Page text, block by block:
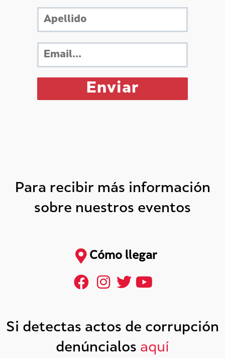
Para recibir más información
sobre nuestros eventos
Cómo llegar
Si detectas actos de corrupción
denúncialos aquí